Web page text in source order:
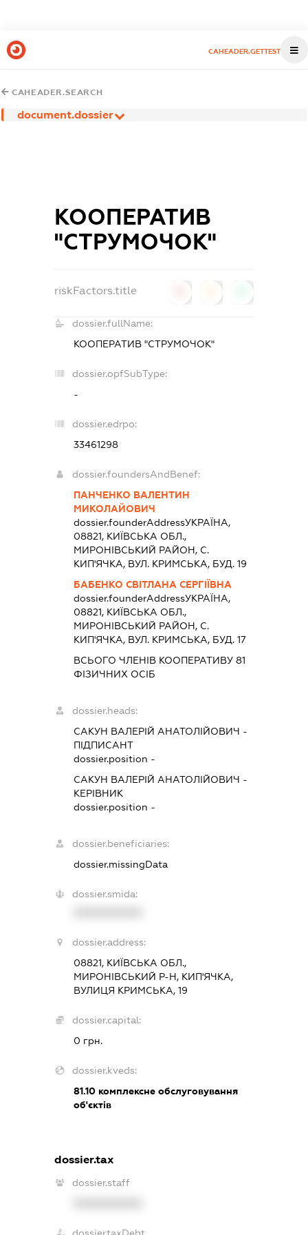
CAHEADER.GETTEST
CAHEADER.SEARCH
document.dossier
КООПЕРАТИВ
"СТРУМОЧОК"
riskFactors.title
dossier.fullName:
КООПЕРАТИВ "СТРУМОЧОК"
dossier.opfSubType:
-
dossier.edrpo:
33461298
dossier.foundersAndBenef:
ПАНЧЕНКО ВАЛЕНТИН
МИКОЛАЙОВИЧ
dossier.founderAddressУКРАЇНА,
08821, КИЇВСЬКА ОБЛ.,
МИРОНIВСЬКИЙ РАЙОН, С.
КИП'ЯЧКА, ВУЛ. КРИМСЬКА, БУД. 19
БАБЕНКО СВІТЛАНА СЕРГІЇВНА
dossier.founderAddressУКРАЇНА,
08821, КИЇВСЬКА ОБЛ.,
МИРОНIВСЬКИЙ РАЙОН, С.
КИП'ЯЧКА, ВУЛ. КРИМСЬКА, БУД. 17
ВСЬОГО ЧЛЕНІВ КООПЕРАТИВУ 81
ФІЗИЧНИХ ОСІБ
dossier.heads:
САКУН ВАЛЕРІЙ АНАТОЛІЙОВИЧ -
ПІДПИСАНТ
dossier.position -
САКУН ВАЛЕРІЙ АНАТОЛІЙОВИЧ -
КЕРІВНИК
dossier.position -
dossier.beneficiaries:
dossier.missingData
dossier.smida:
dossier.address:
08821, КИЇВСЬКА ОБЛ.,
МИРОНІВСЬКИЙ Р-Н, КИП'ЯЧКА,
ВУЛИЦЯ КРИМСЬКА, 19
dossier.capital:
0 грн.
dossier.kveds:
81.10 комплексне обслуговування
об'єктів
dossier.tax
dossier.staff